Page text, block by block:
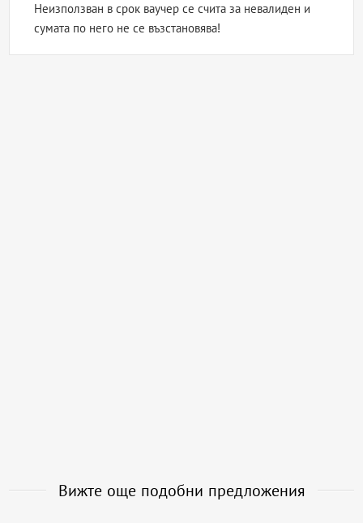
Неизползван в срок ваучер се счита за невалиден и
сумата по него не се възстановява!
Вижте още подобни предложения